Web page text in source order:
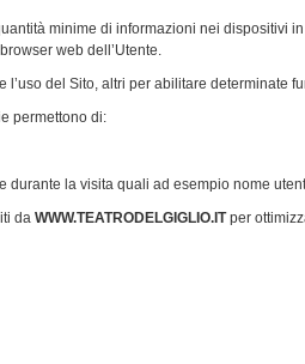
minime di informazioni nei dispositivi
web dell’Utente.
del Sito, altri per abilitare determinate
permettono di:
la visita quali ad esempio nome
da WWW.TEATRODELGIGLIO.ITper